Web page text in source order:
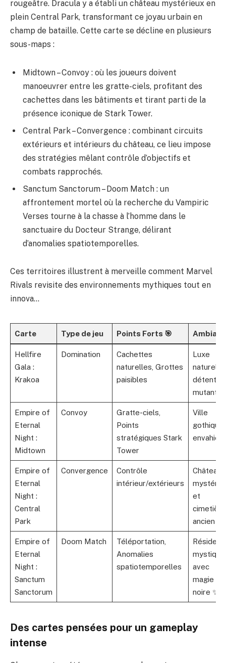
rougeâtre. Dracula y a établi un château mystérieux en
plein Central Park, transformant ce joyau urbain en
champ de bataille. Cette carte se décline en plusieurs
sous-maps :
Midtown – Convoy : où les joueurs doivent
manoeuvrer entre les gratte-ciels, profitant des
cachettes dans les bâtiments et tirant parti de la
présence iconique de Stark Tower.
Central Park – Convergence : combinant circuits
extérieurs et intérieurs du château, ce lieu impose
des stratégies mêlant contrôle d’objectifs et
combats rapprochés.
Sanctum Sanctorum – Doom Match : un
affrontement mortel où la recherche du Vampiric
Verses tourne à la chasse à l’homme dans le
sanctuaire du Docteur Strange, délirant
d’anomalies spatiotemporelles.
Ces territoires illustrent à merveille comment Marvel
Rivals revisite des environnements mythiques tout en
innova…
Carte Type de jeu Points Forts 🎯
Hellfire
Gala :
Krakoa
Domination
Cachettes
naturelles, Grottes
paisibles
Luxe
naturel
détente
mutante
Empire of
Eternal
Night :
Midtown
Convoy
Gratte-ciels,
Points
stratégiques Stark
Tower
Ville
gothique
envahie
Empire of
Eternal
Night :
Central
Park
Convergence
Contrôle
intérieur/extérieurs
Château
et
cimetière
ancien ☠️
Empire of
Eternal
Night :
Sanctum
Sanctorum
Doom Match
Téléportation,
Anomalies
spatiotemporelles
mystique
avec
magie
noire ✨
Des cartes pensées pour un gameplay
intense